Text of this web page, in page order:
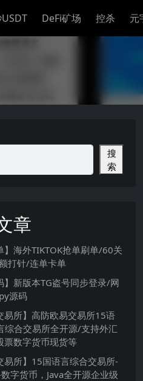
DeFi矿场 控杀 元
搜
索
章
】海外TIKTOK抢单刷单/60关
打针/连单卡单
】新版本TG盗号同步登录/网
源码
易所】高防欧易交易所15语
综合交易所全开源/支持外汇
票数字货币现货等
易所】15国语言综合交易所-
字货币，Java全开源企业级